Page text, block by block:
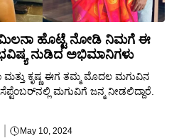
ಮಿಲನಾ ಹೊಟ್ಟೆ ನೋಡಿ ನಿಮಗೆ ಈ
ನುಡಿದ ಅಭಿಮಾನಿಗಳು
ಕೃಷ್ಣ ಈಗ ತಮ್ಮ ಮೊದಲ ಮಗುವಿನ
ಮಗುವಿಗೆ ಜನ್ಮ ನೀಡಲಿದ್ದಾರೆ.
May 10, 2024